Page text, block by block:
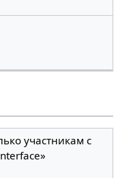
участникам с